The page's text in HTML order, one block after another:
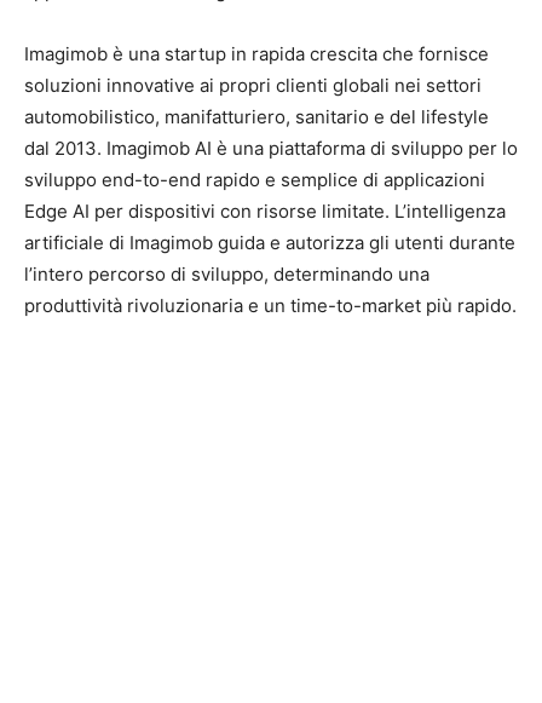
Imagimob è una startup in rapida crescita che fornisce
soluzioni innovative ai propri clienti globali nei settori
automobilistico, manifatturiero, sanitario e del lifestyle
dal 2013. Imagimob AI è una piattaforma di sviluppo per lo
sviluppo end-to-end rapido e semplice di applicazioni
Edge AI per dispositivi con risorse limitate. L’intelligenza
artificiale di Imagimob guida e autorizza gli utenti durante
l’intero percorso di sviluppo, determinando una
produttività rivoluzionaria e un time-to-market più rapido.